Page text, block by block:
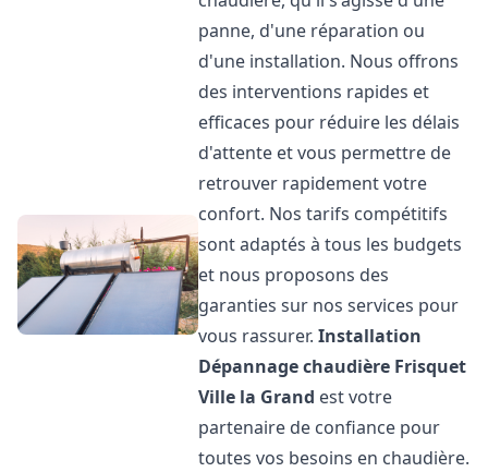
panne, d'une réparation ou
d'une installation. Nous offrons
des interventions rapides et
efficaces pour réduire les délais
d'attente et vous permettre de
retrouver rapidement votre
confort. Nos tarifs compétitifs
sont adaptés à tous les budgets
et nous proposons des
garanties sur nos services pour
vous rassurer.Installation
Dépannage chaudière Frisquet
Ville la Grand est votre
partenaire de confiance pour
toutes vos besoins en chaudière.